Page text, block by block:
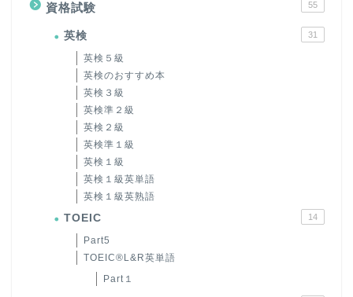
資格試験 55
英検 31
英検５級
英検のおすすめ本
英検３級
英検準２級
英検２級
英検準１級
英検１級
英検１級英単語
英検１級英熟語
TOEIC 14
Part5
TOEIC®L&R英単語
Part１